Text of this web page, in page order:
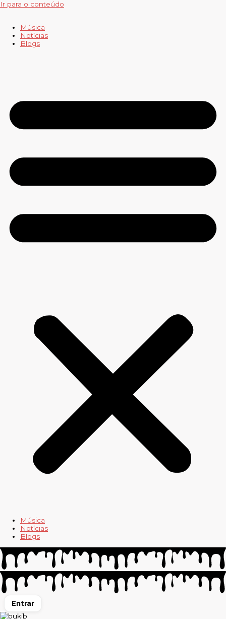
Ir para o conteúdo
Música
Notícias
Blogs
Música
Notícias
Blogs
Entrar